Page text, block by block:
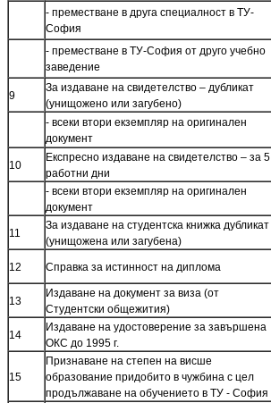
- преместване в друга специалност в ТУ-
София
- преместване в ТУ-София от друго учебно
заведение
9
За издаване на свидетелство – дубликат
(унищожено или загубено)
- всеки втори екземпляр на оригинален
документ
10
Експресно издаване на свидетелство – за 5
работни дни
- всеки втори екземпляр на оригинален
документ
11
За издаване на студентска книжка дубликат
(унищожена или загубена)
12 Справка за истинност на диплома
13
Издаване на документ за виза (от
Студентски общежития)
14
Издаване на удостоверение за завършена
ОКС до 1995 г.
15
Признаване на степен на висше
образование придобито в чужбина с цел
продължаване на обучението в ТУ - София